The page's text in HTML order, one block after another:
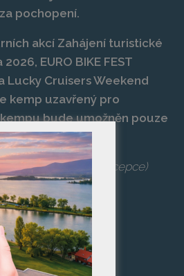
pochopení.
akcí Zahájení turistické
EURO BIKE FEST
Lucky Cruisers Weekend
kemp uzavřený pro
bude umožněn pouze
na danou akci.
,539 029 266
(recepce)